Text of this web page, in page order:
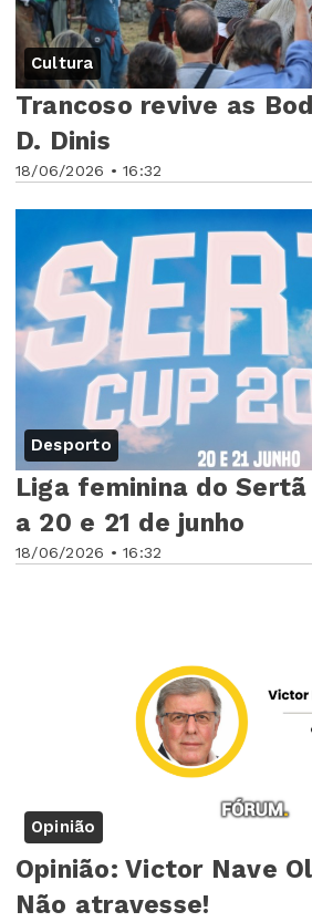
Cultura
18/06/2026 • 16:32
Trancoso revive as
D. Dinis
Desporto
18/06/2026 • 16:32
Liga feminina do
a 20 e 21 de junho
Opinião
Opinião: Victor Nave
Não atravesse!